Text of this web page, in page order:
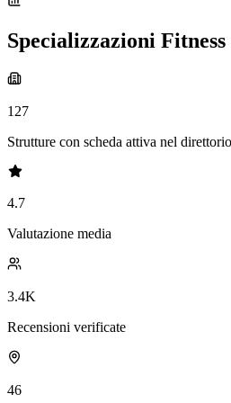
Specializzazioni
127
Strutture con scheda attiva nel direttorio
4.7
Valutazione media
3.4K
Recensioni verificate
46